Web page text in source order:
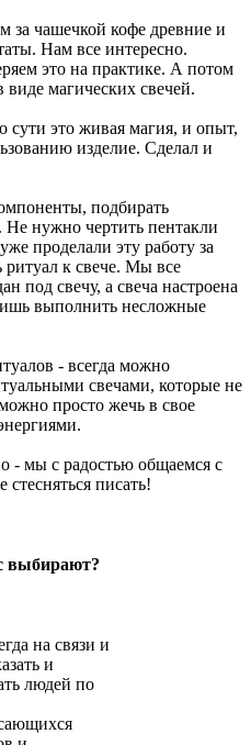
за чашечкой кофе древние и
Нам все интересно.
это на практике. А потом
магических свечей.
сути это живая магия, и опыт,
изделие. Сделал и
подбирать
Не нужно чертить пентакли
проделали эту работу за
к свече. Мы все
под свечу, а свеча настроена
выполнить несложные
- всегда можно
свечами, которые не
просто жечь в свое
- мы с радостью общаемся с
писать!
выбирают?
на связи и
и
людей по